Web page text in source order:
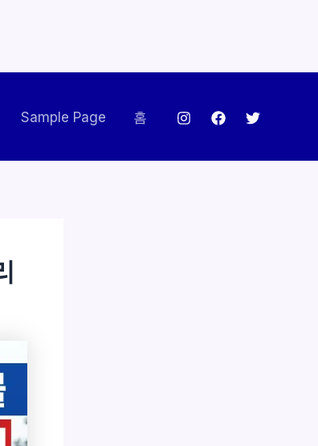
Sample Page 홈